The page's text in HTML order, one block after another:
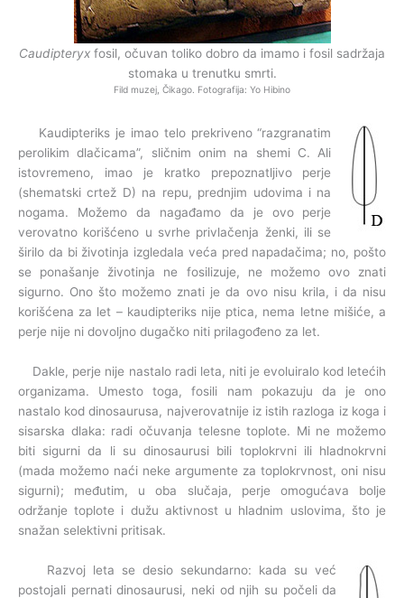
Caudipteryx fosil, očuvan toliko dobro da imamo i fosil sadržaja
stomaka u trenutku smrti.
Fild muzej, Čikago. Fotografija: Yo Hibino
Kaudipteriks je imao telo prekriveno “razgranatim
perolikim dlačicama”, sličnim onim na shemi C. Ali
istovremeno, imao je kratko prepoznatljivo perje
(shematski crtež D) na repu, prednjim udovima i na
nogama. Možemo da nagađamo da je ovo perje
verovatno korišćeno u svrhe privlačenja ženki, ili se
širilo da bi životinja izgledala veća pred napadačima; no, pošto
se ponašanje životinja ne fosilizuje, ne možemo ovo znati
sigurno. Ono što možemo znati je da ovo nisu krila, i da nisu
korišćena za let – kaudipteriks nije ptica, nema letne mišiće, a
perje nije ni dovoljno dugačko niti prilagođeno za let.
Dakle, perje nije nastalo radi leta, niti je evoluiralo kod letećih
organizama. Umesto toga, fosili nam pokazuju da je ono
nastalo kod dinosaurusa, najverovatnije iz istih razloga iz koga i
sisarska dlaka: radi očuvanja telesne toplote. Mi ne možemo
biti sigurni da li su dinosaurusi bili toplokrvni ili hladnokrvni
(mada možemo naći neke argumente za toplokrvnost, oni nisu
sigurni); međutim, u oba slučaja, perje omogućava bolje
održanje toplote i dužu aktivnost u hladnim uslovima, što je
snažan selektivni pritisak.
Razvoj leta se desio sekundarno: kada su već
postojali pernati dinosaurusi, neki od njih su počeli da